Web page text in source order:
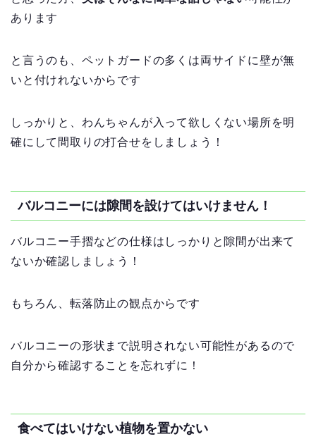
あります
と言うのも、ペットガードの多くは両サイドに壁が無
いと付けれないからです
しっかりと、わんちゃんが入って欲しくない場所を明
確にして間取りの打合せをしましょう！
バルコニーには隙間を設けてはいけません！
バルコニー手摺などの仕様はしっかりと隙間が出来て
ないか確認しましょう！
もちろん、転落防止の観点からです
バルコニーの形状まで説明されない可能性があるので
自分から確認することを忘れずに！
食べてはいけない植物を置かない